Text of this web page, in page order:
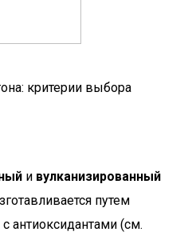
критерии выбора
и вулканизированный
путем
антиоксидантами (см.